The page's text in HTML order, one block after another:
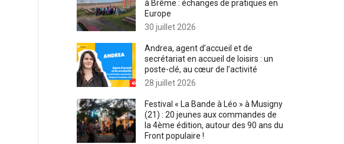
à Brême : échanges de pratiques en
Europe
30 juillet 2026
Andrea, agent d’accueil et de
secrétariat en accueil de loisirs : un
poste-clé, au cœur de l’activité
28 juillet 2026
Festival « La Bande à Léo » à Musigny
(21) : 20 jeunes aux commandes de
la 4ème édition, autour des 90 ans du
Front populaire !